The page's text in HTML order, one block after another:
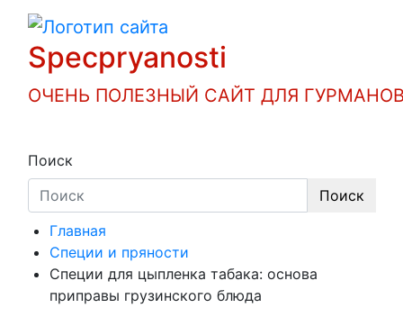
Перейти
содержимому
Specpryanosti
ОЧЕНЬ ПОЛЕЗНЫЙ САЙТ ДЛЯ
Поиск
Поиск
Главная
Специи и пряности
Специи для цыпленка табака: основа
приправы грузинского блюда